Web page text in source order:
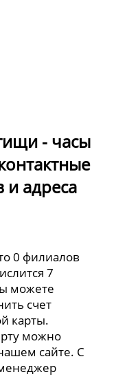
- часы
адреса
0 филиалов
7
можете
счет
карты.
можно
сайте. С